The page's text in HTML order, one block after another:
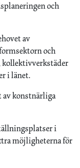
och
av
och
kollektivverkstäder
i länet.
av konstnärliga
i
möjligheterna för